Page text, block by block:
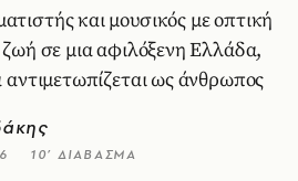
και μουσικός με οπτική
σε μια αφιλόξενη Ελλάδα,
ως άνθρωπος
10’ ΔΙΑΒΑΣΜΑ